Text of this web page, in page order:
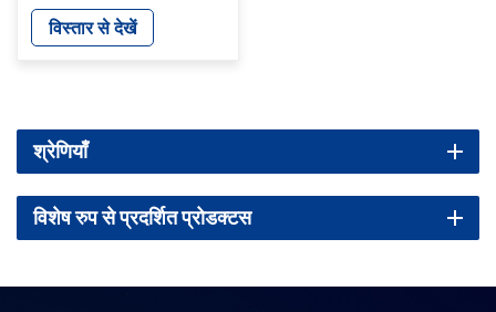
विस्तार से देखें
श्रेणियाँ
विशेष रुप से प्रदर्शित प्रोडक्टस